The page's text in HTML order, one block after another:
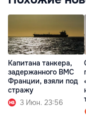
Капитана танкера,
задержанного ВМС
Франции, взяли под
стражу
3 Июн. 23:56